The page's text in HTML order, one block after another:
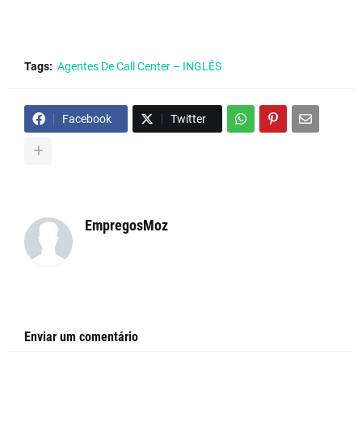
Tags: Agentes De Call Center – INGLÊS
Facebook Twitter
EmpregosMoz
Enviar um comentário